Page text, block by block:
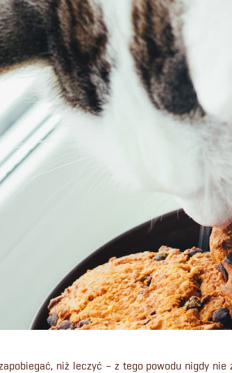
niż leczyć – z tego powodu nigdy nie